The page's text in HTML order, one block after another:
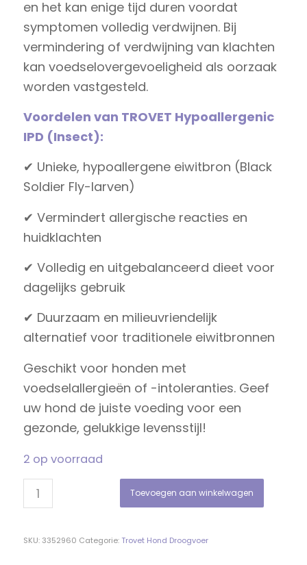
en het kan enige tijd duren voordat
symptomen volledig verdwijnen. Bij
vermindering of verdwijning van klachten
kan voedselovergevoeligheid als oorzaak
worden vastgesteld.
Voordelen van TROVET Hypoallergenic
IPD (Insect):
✔ Unieke, hypoallergene eiwitbron (Black
Soldier Fly-larven)
✔ Vermindert allergische reacties en
huidklachten
✔ Volledig en uitgebalanceerd dieet voor
dagelijks gebruik
✔ Duurzaam en milieuvriendelijk
alternatief voor traditionele eiwitbronnen
Geschikt voor honden met
voedselallergieën of -intoleranties. Geef
uw hond de juiste voeding voor een
gezonde, gelukkige levensstijl!
2 op voorraad
Toevoegen aan winkelwagen
SKU: 3352960 Categorie: Trovet Hond Droogvoer